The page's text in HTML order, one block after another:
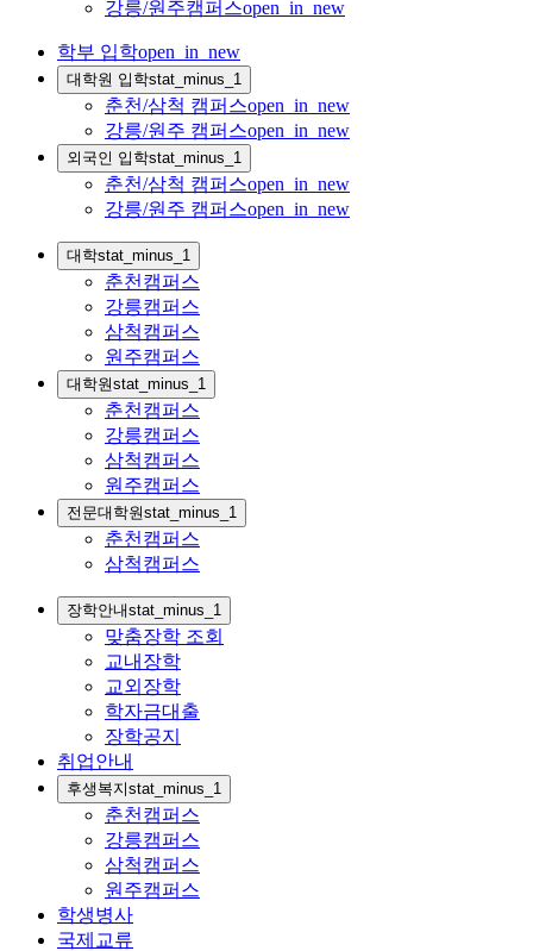
강릉/원주캠퍼스open_in_new
학부 입학open_in_new
대학원 입학stat_minus_1
춘천/삼척 캠퍼스open_in_new
강릉/원주 캠퍼스open_in_new
외국인 입학stat_minus_1
춘천/삼척 캠퍼스open_in_new
강릉/원주 캠퍼스open_in_new
대학stat_minus_1
춘천캠퍼스
강릉캠퍼스
삼척캠퍼스
원주캠퍼스
대학원stat_minus_1
춘천캠퍼스
강릉캠퍼스
삼척캠퍼스
원주캠퍼스
전문대학원stat_minus_1
춘천캠퍼스
삼척캠퍼스
장학안내stat_minus_1
맞춤장학 조회
교내장학
교외장학
학자금대출
장학공지
취업안내
후생복지stat_minus_1
춘천캠퍼스
강릉캠퍼스
삼척캠퍼스
원주캠퍼스
학생병사
국제교류